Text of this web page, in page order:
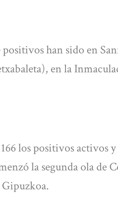
han sido en
en la
los positivos activos y
la segunda ola de